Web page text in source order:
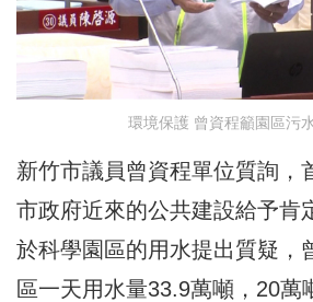
環境保護 曾資程籲園區污
新竹市議員曾資程單位質詢，
市政府近來的公共建設給予肯
於科學園區的用水提出質疑，
區一天用水量33.9萬噸，20萬